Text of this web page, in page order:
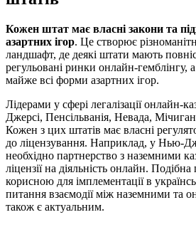
Кожен штат має власні закони та
азартних ігор. Це створює
ландшафт, де деякі штати мають
регульовані ринки онлайн-гемблінгу,
майже всі форми азартних ігор.
Лідерами у сфері легалізації
Джерсі, Пенсільванія, Невада,
Кожен з цих штатів має власні
до ліцензування. Наприклад, у Нью-
необхідно партнерство з наземними
ліцензії на діяльність онлайн.
корисною для імплементації в
питання взаємодії між наземними та
також є актуальним.